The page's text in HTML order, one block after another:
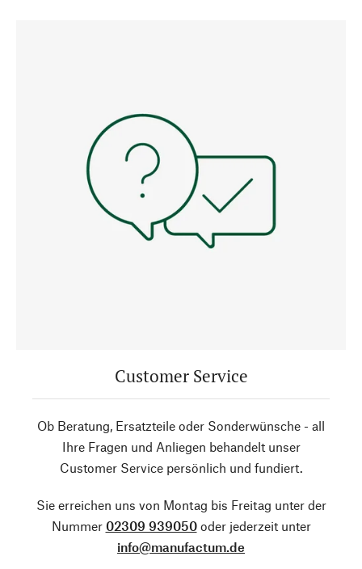
Customer Service
Ob Beratung, Ersatzteile oder Sonderwünsche - all
Ihre Fragen und Anliegen behandelt unser
Customer Service persönlich und fundiert.
Sie erreichen uns von Montag bis Freitag unter der
Nummer 02309 939050oder jederzeit unter
info@manufactum.de